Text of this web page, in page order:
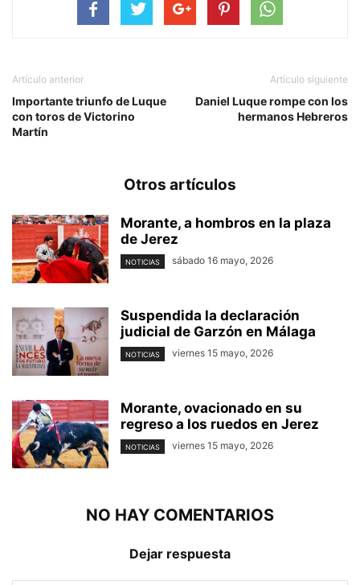
Artículo anterior
Importante triunfo de Luque
con toros de Victorino
Martín
Artículo siguiente
Daniel Luque rompe con los
hermanos Hebreros
Otros artículos
Morante, a hombros en la plaza
de Jerez
NOTICIAS sábado 16 mayo, 2026
Suspendida la declaración
judicial de Garzón en Málaga
NOTICIAS viernes 15 mayo, 2026
Morante, ovacionado en su
regreso a los ruedos en Jerez
NOTICIAS viernes 15 mayo, 2026
NO HAY COMENTARIOS
Dejar respuesta